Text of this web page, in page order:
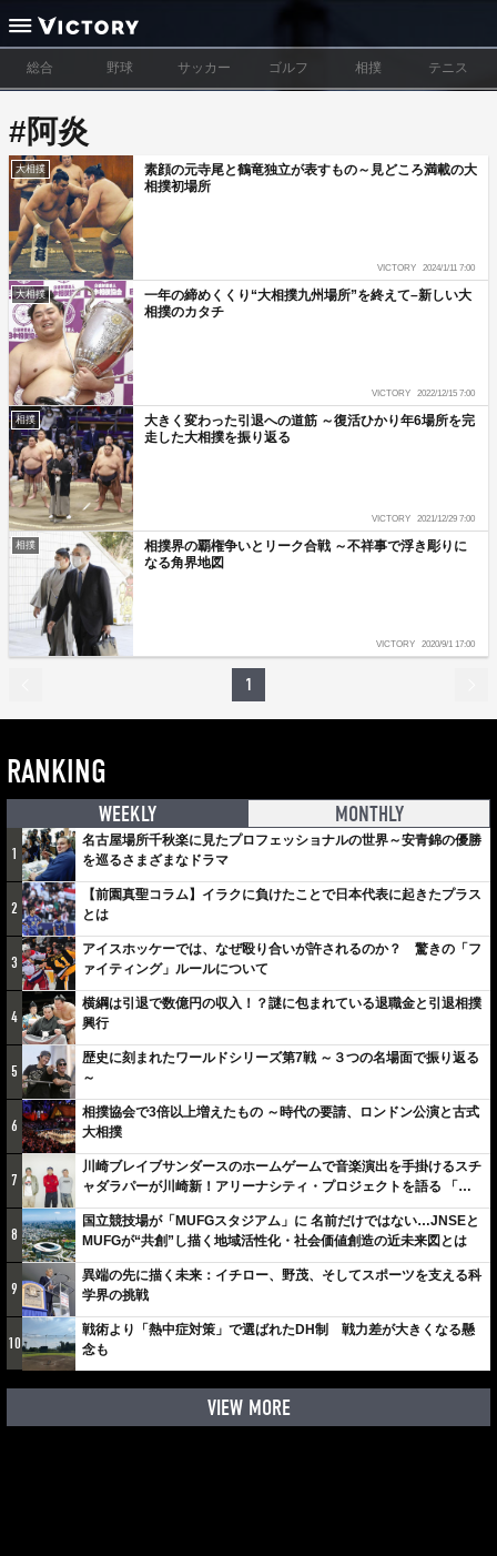
総合 野球 サッカー ゴルフ 相撲 テニス
#阿炎
大相撲
素顔の元寺尾と鶴竜独立が表すもの～見どころ満載の大
相撲初場所
VICTORY 2024/1/11 7:00
大相撲
一年の締めくくり“大相撲九州場所”を終えて–新しい大
相撲のカタチ
VICTORY 2022/12/15 7:00
相撲
大きく変わった引退への道筋 ～復活ひかり年6場所を完
走した大相撲を振り返る
VICTORY 2021/12/29 7:00
相撲
相撲界の覇権争いとリーク合戦 ～不祥事で浮き彫りに
なる角界地図
VICTORY 2020/9/1 17:00
1
RANKING
WEEKLY MONTHLY
1
名古屋場所千秋楽に見たプロフェッショナルの世界～安青錦の優勝
を巡るさまざまなドラマ
2
【前園真聖コラム】イラクに負けたことで日本代表に起きたプラス
とは
3
アイスホッケーでは、なぜ殴り合いが許されるのか？ 驚きの「フ
ァイティング」ルールについて
4
横綱は引退で数億円の収入！？謎に包まれている退職金と引退相撲
興行
5
歴史に刻まれたワールドシリーズ第7戦 ～３つの名場面で振り返る
～
6
相撲協会で3倍以上増えたもの ～時代の要請、ロンドン公演と古式
大相撲
7
川崎ブレイブサンダースのホームゲームで音楽演出を手掛けるスチ
ャダラパーが川崎新！アリーナシティ・プロジェクトを語る 「楽
しみでしかないでしょ。川崎は、ずっと成長曲線だから」
8
国立競技場が「MUFGスタジアム」に 名前だけではない…JNSEと
MUFGが“共創”し描く地域活性化・社会価値創造の近未来図とは
9
異端の先に描く未来：イチロー、野茂、そしてスポーツを支える科
学界の挑戦
10
戦術より「熱中症対策」で選ばれたDH制 戦力差が大きくなる懸
念も
VIEW MORE